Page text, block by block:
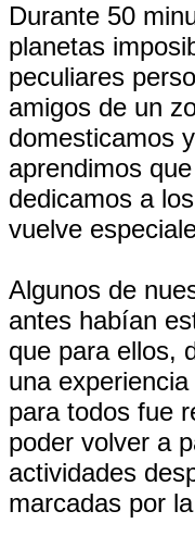
Durante 50
planetas
peculiares
amigos de un
domesticamos
aprendimos
dedicamos a
vuelve
Algunos de
antes habían
que para ellos,
una
para todos fue
poder volver a
actividades
marcadas por